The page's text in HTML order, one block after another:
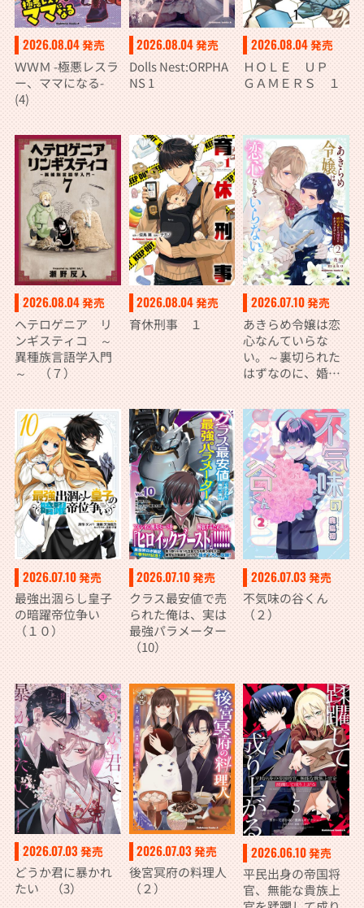
2026.08.04発売
ＷＷＭ -極悪レスラ
ー、ママになる-
(4)
2026.08.04発売
Dolls Nest:ORPHA
NS 1
2026.08.04発売
ＨＯＬＥ ＵＰ
ＧＡＭＥＲＳ １
2026.08.04発売
ヘテロゲニア リ
ンギスティコ ～
異種族言語学入門
～ （７）
2026.08.04発売
育休刑事 １
2026.07.10発売
あきらめ令嬢は恋
心なんていらな
い。～裏切られた
はずなのに、婚約
まりません！～
（２）
2026.07.10発売
最強出涸らし皇子
の暗躍帝位争い
（１０）
2026.07.10発売
クラス最安値で売
られた俺は、実は
最強パラメーター
（10）
2026.07.03 発売
不気味の谷くん
（２）
2026.07.03 発売
どうか君に暴かれ
たい （3）
2026.07.03 発売
後宮冥府の料理人
（２）
2026.06.10発売
平民出身の帝国将
官、無能な貴族上